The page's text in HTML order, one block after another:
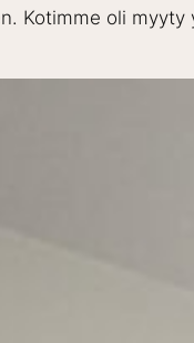
Kotimme oli myyty